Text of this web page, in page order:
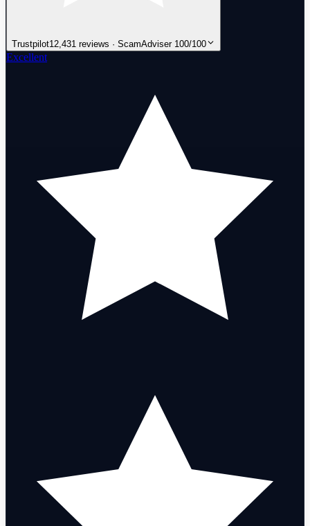
Trustpilot12,431 reviews · ScamAdviser 100/100
Excellent